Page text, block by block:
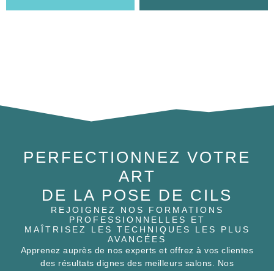
PERFECTIONNEZ VOTRE
ART
DE LA POSE DE CILS
REJOIGNEZ NOS FORMATIONS
PROFESSIONNELLES ET
MAÎTRISEZ LES TECHNIQUES LES PLUS
AVANCÉES
Apprenez auprès de nos experts et offrez à vos clientes
des résultats dignes des meilleurs salons. Nos